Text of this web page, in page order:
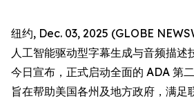
纽约, Dec. 03, 2025 (GLOBE
人工智能驱动型字幕生成与音频描
今日宣布，正式启动全面的 ADA 第
旨在帮助美国各州及地方政府，满足